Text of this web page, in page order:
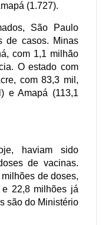
(1.727).
São Paulo
de casos. Minas
com 1,1 milhão
O estado com
com 83,3 mil,
e Amapá (113,1
haviam sido
de vacinas.
de doses,
22,8 milhões já
são do Ministério